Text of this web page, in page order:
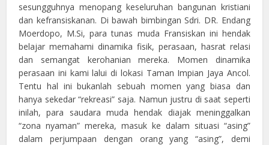
sesungguhnya menopang keseluruhan bangunan kristiani
dan kefransiskanan. Di bawah bimbingan Sdri. DR. Endang
Moerdopo, M.Si, para tunas muda Fransiskan ini hendak
belajar memahami dinamika fisik, perasaan, hasrat relasi
dan semangat kerohanian mereka. Momen dinamika
perasaan ini kami lalui di lokasi Taman Impian Jaya Ancol.
Tentu hal ini bukanlah sebuah momen yang biasa dan
hanya sekedar “rekreasi” saja. Namun justru di saat seperti
inilah, para saudara muda hendak diajak meninggalkan
“zona nyaman” mereka, masuk ke dalam situasi “asing”
dalam perjumpaan dengan orang yang “asing”, demi